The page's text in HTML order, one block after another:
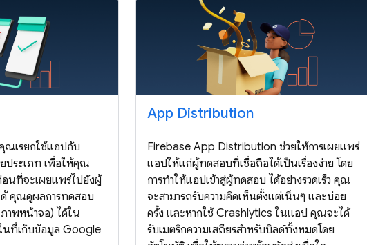
ณเรียกใช้แอปกับ
ประเภท เพื่อให้คุณ
นที่จะเผยแพร่ไปยังผู้
ด้ คุณดูผลการทดสอบ
าพหน้าจอ) ได้ใน
นที่เก็บข้อมูล Google
App Distribution
Firebase App Distribution ช่วยให้การเผยแพร่
แอปให้แก่ผู้ทดสอบที่เชื่อถือได้เป็นเรื่องง่าย โดย
การทำให้แอปเข้าสู่ผู้ทดสอบ ได้อย่างรวดเร็ว คุณ
จะสามารถรับความคิดเห็นตั้งแต่เนิ่นๆ และบ่อย
ครั้ง และหากใช้ Crashlytics ในแอป คุณจะได้
รับเมตริกความเสถียรสำหรับบิลด์ทั้งหมดโดย